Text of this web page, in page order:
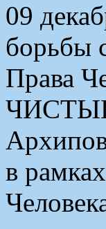
09
борьбы
Права
ЧИСТЫЕ
в